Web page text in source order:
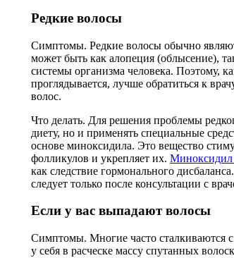
Редкие волосы
Симптомы. Редкие волосы обычно
может быть как алопеция (облысение),
системы организма человека. Поэтому,
проглядывается, лучше обратиться к
волос.
Что делать. Для решения проблемы
диету, но и применять специальные
основе миноксидила. Это вещество
фолликулов и укрепляет их. Миноксидил
как следствие гормонального
следует только после консультации с
Если у вас выпадают волосы
Симптомы. Многие часто сталкиваются
у себя в расческе массу спутанных